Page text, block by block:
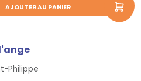
AJOUTER AU PANIER
Philippe